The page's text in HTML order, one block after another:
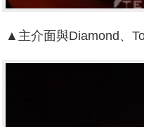
▲主介面與Diamond、